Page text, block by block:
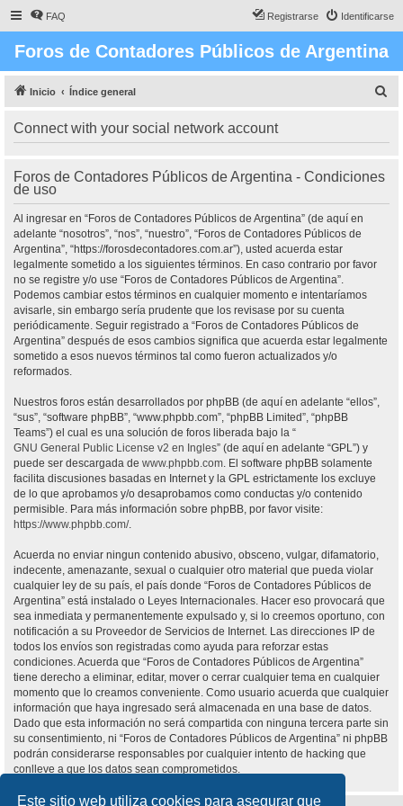
Este sitio web utiliza cookies para asegurar que
FAQ Identificarse
Registrarse
Foros de Contadores Públicos de Argentina
Inicio Índice general
Connect with your social network account
Foros de Contadores Públicos de Argentina - Condiciones
de uso
Al ingresar en “Foros de Contadores Públicos de Argentina” (de aquí en
adelante “nosotros”, “nos”, “nuestro”, “Foros de Contadores Públicos de
Argentina”, “https://forosdecontadores.com.ar”), usted acuerda estar
legalmente sometido a los siguientes términos. En caso contrario por favor
no se registre y/o use “Foros de Contadores Públicos de Argentina”.
Podemos cambiar estos términos en cualquier momento e intentaríamos
avisarle, sin embargo sería prudente que los revisase por su cuenta
periódicamente. Seguir registrado a “Foros de Contadores Públicos de
Argentina” después de esos cambios significa que acuerda estar legalmente
sometido a esos nuevos términos tal como fueron actualizados y/o
reformados.
Nuestros foros están desarrollados por phpBB (de aquí en adelante “ellos”,
“sus”, “software phpBB”, “www.phpbb.com”, “phpBB Limited”, “phpBB
Teams”) el cual es una solución de foros liberada bajo la “
GNU General Public License v2 en Ingles” (de aquí en adelante “GPL”) y
puede ser descargada de www.phpbb.com. El software phpBB solamente
facilita discusiones basadas en Internet y la GPL estrictamente los excluye
de lo que aprobamos y/o desaprobamos como conductas y/o contenido
permisible. Para más información sobre phpBB, por favor visite:
https://www.phpbb.com/.
Acuerda no enviar ningun contenido abusivo, obsceno, vulgar, difamatorio,
indecente, amenazante, sexual o cualquier otro material que pueda violar
cualquier ley de su país, el país donde “Foros de Contadores Públicos de
Argentina” está instalado o Leyes Internacionales. Hacer eso provocará que
sea inmediata y permanentemente expulsado y, si lo creemos oportuno, con
notificación a su Proveedor de Servicios de Internet. Las direcciones IP de
todos los envíos son registradas como ayuda para reforzar estas
condiciones. Acuerda que “Foros de Contadores Públicos de Argentina”
tiene derecho a eliminar, editar, mover o cerrar cualquier tema en cualquier
momento que lo creamos conveniente. Como usuario acuerda que cualquier
información que haya ingresado será almacenada en una base de datos.
Dado que esta información no será compartida con ninguna tercera parte sin
su consentimiento, ni “Foros de Contadores Públicos de Argentina” ni phpBB
podrán considerarse responsables por cualquier intento de hacking que
conlleve a que los datos sean comprometidos.